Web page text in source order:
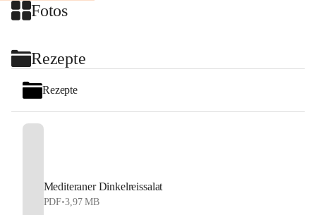
Fotos
Rezepte
Rezepte
Mediteraner Dinkelreissalat
PDF•3,97 MB